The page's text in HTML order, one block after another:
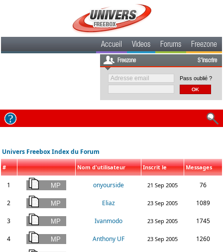
Accueil Videos Forums Freezone
Freezone S'inscrire
Pass oublié ?
Univers Freebox Index du Forum
# Nom d'utilisateur Inscrit le Messages
1 onyourside 21 Sep 2005 76
2 Eliaz 23 Sep 2005 1089
3 Ivanmodo 23 Sep 2005 1745
4 Anthony UF 23 Sep 2005 1260